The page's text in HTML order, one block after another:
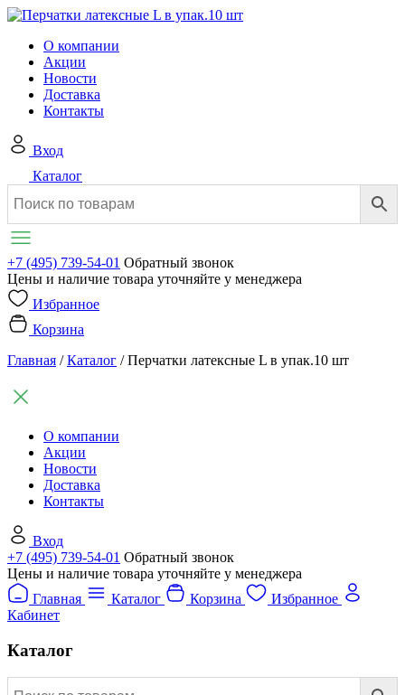
О компании
Акции
Новости
Доставка
Контакты
Вход
Каталог
+7 (495) 739-54-01 Обратный звонок
Цены и наличие товара уточняйте у менеджера
Избранное
Корзина
Главная /Каталог /Перчатки латексные L в упак.10 шт
О компании
Акции
Новости
Доставка
Контакты
Вход
+7 (495) 739-54-01 Обратный звонок
Цены и наличие товара уточняйте у менеджера
Главная
Каталог Корзина
Избранное
Кабинет
Каталог